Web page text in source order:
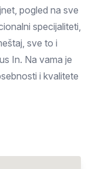
pogled na sve
specijaliteti,
sve to i
In. Na vama je
i kvalitete